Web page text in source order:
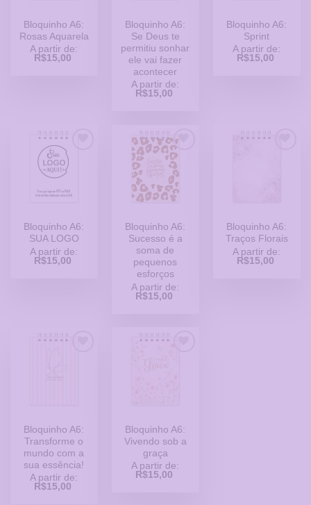
Bloquinho A6:
Rosas Aquarela
A partir de:
R$15,00
Bloquinho A6:
Se Deus te
permitiu sonhar
ele vai fazer
acontecer
A partir de:
R$15,00
Bloquinho A6:
Sprint
A partir de:
R$15,00
Adicionar
a Lista
Desejos
Bloquinho A6:
SUA LOGO
A partir de:
R$15,00
Adicionar
a Lista
de
Desejos
Bloquinho A6:
Sucesso é a
soma de
pequenos
esforços
A partir de:
R$15,00
Bloquinho A6:
Traços Florais
A partir de:
R$15,00
Bloquinho A6:
Transforme o
mundo com a
sua essência!
A partir de:
R$15,00
Bloquinho A6:
Vivendo sob a
graça
A partir de:
R$15,00